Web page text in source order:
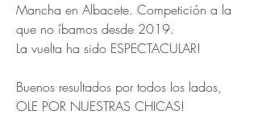
Mancha en Albacete. Competición a la
que no íbamos desde 2019.
La vuelta ha sido ESPECTACULAR!
Buenos resultados por todos los lados,
OLE POR NUESTRAS CHICAS!